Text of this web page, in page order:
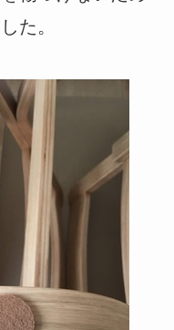
た。